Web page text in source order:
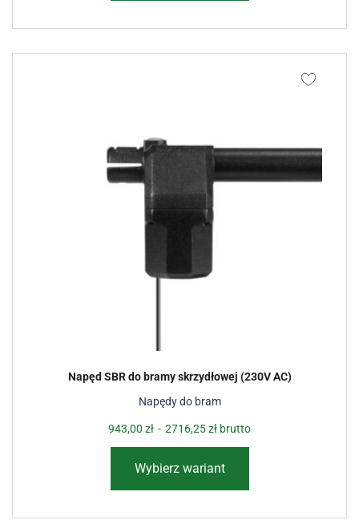
Napędy do bram
Napęd SBR do bramy skrzydłowej (230V AC)
943,00 zł - 2716,25zł brutto
Wybierz wariant